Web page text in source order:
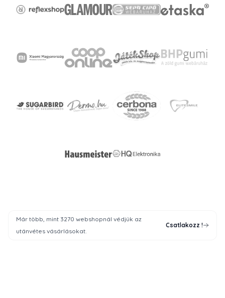
Már több, mint 3270 webshopnál védjük az
utánvétes vásárlásokat.
Csatlakozz !